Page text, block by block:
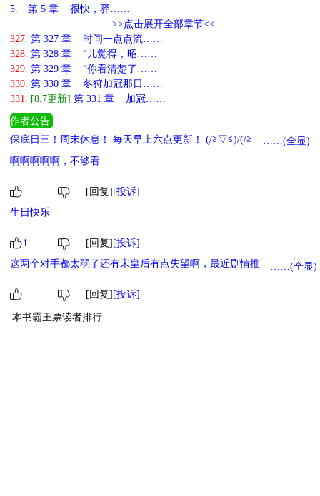
5.
第 5 章 很快，驿……
>>点击展开全部章节<<
327. 第 327 章 时间一点点流……
328. 第 328 章 “儿觉得，昭……
329. 第 329 章 “你看清楚了……
330. 第 330 章 冬狩加冠那日……
331. [8.7更新] 第 331 章 加冠……
作者公告
保底日三！周末休息！ 每天早上六点更新！ (/≧▽≦)/(/≧▽≦)/……(全显)
啊啊啊啊啊，不够看
[回复] [投诉]
生日快乐
1 [回复] [投诉]
这两个对手都太弱了还有宋皇后有点失望啊，最近剧情推动的有点慢
……(全显)
[回复] [投诉]
本书霸王票读者排行